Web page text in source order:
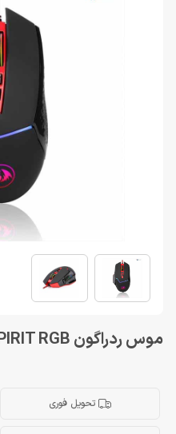
موس ردراگون Redragon M907 INSPIRIT RGB
تحویل فوری